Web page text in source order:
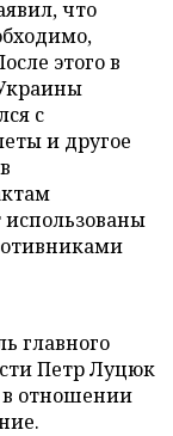
что
этого в
с
и другое
использованы
главного
Петр Луцюк
отношении